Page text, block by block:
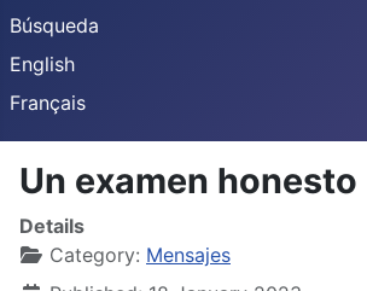
Búsqueda
English
Français
Un examen honesto
Details
Category: Mensajes